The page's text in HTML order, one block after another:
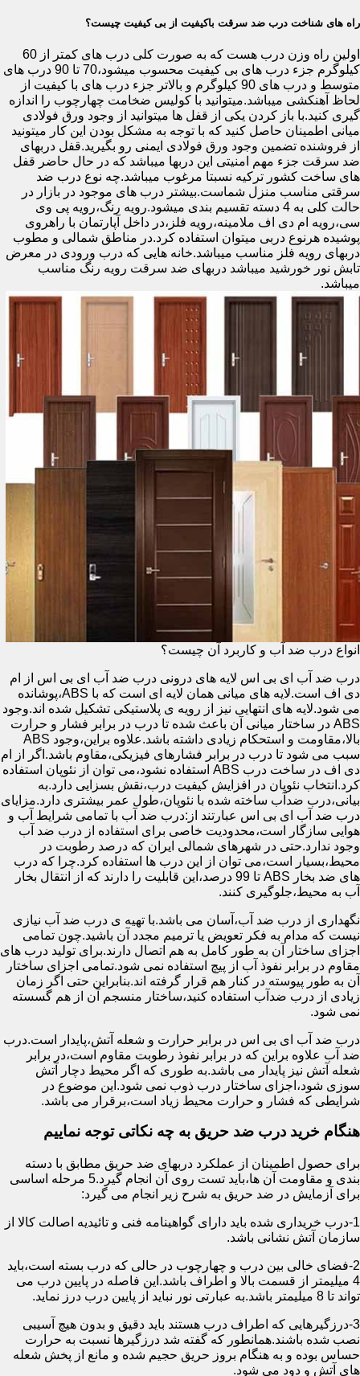
راه های شناخت درب ضد سرقت باکیفیت از بی کیفیت چیست؟
اولین راه وزن درب هست که به صورت کلی درب های کمتر از 60
کیلوگرم جزء درب های بی کیفیت محسوب میشود،70 تا 90 درب های
متوسط و درب های 90 کیلوگرم و بالاتر جزء درب های با کیفیت از
لحاظ آهنکشی میباشد.میتوانید با کولیس ضخامت چهارچوب را اندازه
گیری کنید.با باز کردن یکی از قفل ها میتوانید از وجود ورق فولادی
میانی اطمینان حاصل کنید که با توجه به مشکل بودن این کار میتونید
از فروشنده تضمین وجود ورق فولادی ایمنی رو بگیرید.قفل دربهای
ضد سرقت جزء مهم امنیتی این دربها میباشد که در حال حاضر قفل
های ساخت کشور ترکیه نسبتا مرغوب میباشد.چه نوع درب ضد
سرقتی مناسب منزل شماست.بیشتر درب های موجود در بازار در
حالت کلی به 4 دسته تقسیم بندی میشود.رویه رنگ،رویه پی وی
سی،رویه ام دی اف ملامینه،رویه فلز،در داخل آپارتمان با راهروی
پوشیده هرنوع دربی میتوان استفاده کرد.در مناطق شمالی و مطوب
دربهای رویه فلز مناسب میباشد.خانه هایی که درب ورودی در معرض
تابش نور خورشید میباشد دربهای ضد سرقت رویه رنگ مناسب
میباشد.
انواع درب ضد آب و کاربرد آن چیست؟
درب ضد آب ای بی اس لایه های درونی درب ضد آب ای بی اس از ام
دی اف است.لایه های میانی همان لایه ای است که با ABS،پوشانده
می شود.لایه های انتهایی نیز از رویه ی پلاستیکی تشکیل شده اند.وجود
ABS در ساختار میانی آن باعث شده تا درب در برابر فشار و حرارت
بالا،مقاومت و استحکام زیادی داشته باشد.علاوه براین،وجود ABS
سبب می شود تا درب در برابر فشارهای فیزیکی،مقاوم باشد.اگر از ام
دی اف در ساخت درب ABS استفاده نشود،می توان از نئوپان استفاده
کرد.انتخاب نئوپان در افزایش کیفیت درب،نقش بسزایی دارد.به
بیانی،درب ضدآب ساخته شده با نئوپان،طول عمر بیشتری دارد.مزایای
درب ضد آب ای بی اس عبارتند از:درب ضد آب با تمامی شرایط آب و
هوایی سازگار است،محدودیت خاصی برای استفاده از درب ضد آب
وجود ندارد.حتی در شهرهای شمالی ایران که درصد رطوبت در
محیط،بسیار است،می توان از این درب ها استفاده کرد.چرا که درب
های ضد بخار ABS تا 99 درصد،این قابلیت را دارند که از انتقال بخار
آب به محیط،جلوگیری کنند.
نگهداری از درب ضد آب،آسان می باشد.با تهیه ی درب ضد آب نیازی
نیست که مدام به فکر تعویض یا ترمیم مجدد آن باشید.چون تمامی
اجزای ساختار آن به طور کامل به هم اتصال دارند.برای تولید درب های
مقاوم در برابر نفوذ آب از پیچ استفاده نمی شود.تمامی اجزای ساختار
آن به طور پیوسته در کنار هم قرار گرفته اند.بنابراین حتی اگر زمان
زیادی از درب ضدآب استفاده کنید،ساختار منسجم آن از هم گسسته
نمی شود.
درب ضد آب ای بی اس در برابر حرارت و شعله آتش،پایدار است.درب
ضد آب علاوه براین که در برابر نفوذ رطوبت مقاوم است،در برابر
شعله آتش نیز پایدار می باشد.به طوری که اگر محیط دچار آتش
سوزی شود،اجزای ساختار درب ذوب نمی شود.این موضوع در
شرایطی که فشار و حرارت محیط زیاد است،برقرار می باشد.
هنگام خرید درب ضد حریق به چه نکاتی توجه نماییم
برای حصول اطمینان از عملکرد دربهای ضد حریق مطابق با دسته
بندی و مقاومت آن ها،باید تست روی آن انجام گیرد.5 مرحله اساسی
برای آزمایش در ضد حریق به شرح زیر انجام می گیرد:
1-درب خریداری شده باید دارای گواهینامه فنی و تائیدیه اصالت کالا از
سازمان آتش نشانی باشد.
2-فضای خالی بین درب و چهارچوب در حالی که درب بسته است،باید
4 میلیمتر از قسمت بالا و اطراف باشد.این فاصله در پایین درب می
تواند تا 8 میلیمتر باشد.به عبارتی نور نباید از پایین درب درز نماید.
3-درزگیرهایی که اطراف درب هستند باید دقیق و بدون هیچ آسیبی
نصب شده باشند.همانطور که گفته شد درزگیرها نسبت به حرارت
حساس بوده و به هنگام بروز حریق حجیم شده و مانع از پخش شعله
های آتش و دود می شود.